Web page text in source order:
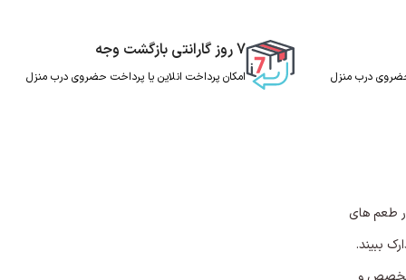
حضروی درب منزل
7 روز گارانتی بازگشت وجه
امکان پرداخت انلاین یا پرداخت حضروی درب منزل
طعم های
ببیند.